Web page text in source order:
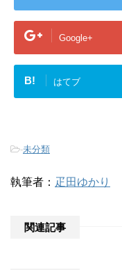
Google+
B! はてブ
-未分類
執筆者： 疋田ゆかり
関連記事